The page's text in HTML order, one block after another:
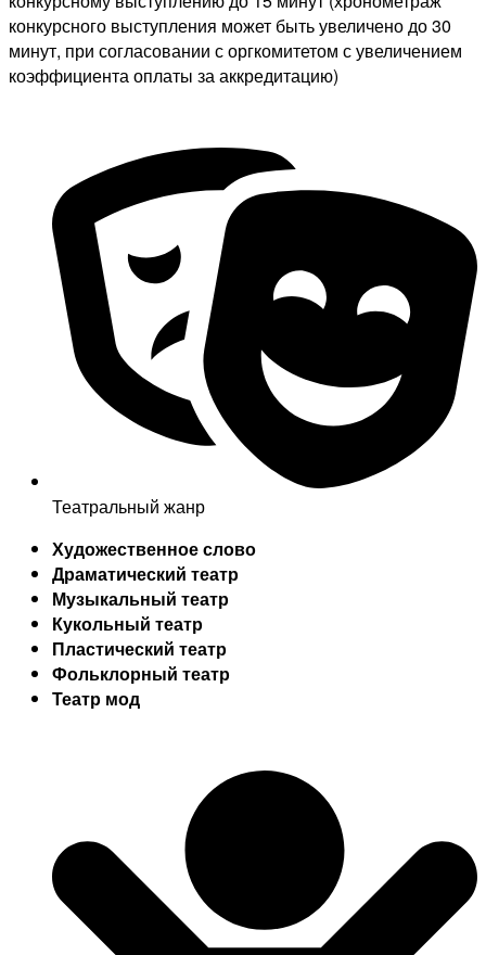
конкурсного выступления может быть увеличено до 30
минут, при согласовании с оргкомитетом с увеличением
коэффициента оплаты за аккредитацию)
Театральный жанр
Художественное слово
Драматический театр
Музыкальный театр
Кукольный театр
Пластический театр
Фольклорный театр
Театр мод